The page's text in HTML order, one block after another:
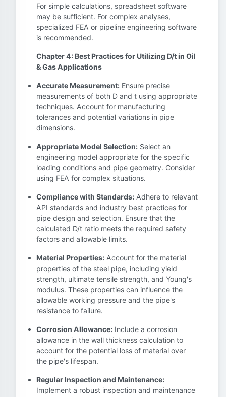
For simple calculations, spreadsheet software
may be sufficient. For complex analyses,
specialized FEA or pipeline engineering software
is recommended.
Chapter 4: Best Practices for Utilizing D/t in Oil
& Gas Applications
Accurate Measurement: Ensure precise
measurements of both D and t using appropriate
techniques. Account for manufacturing
tolerances and potential variations in pipe
dimensions.
Appropriate Model Selection: Select an
engineering model appropriate for the specific
loading conditions and pipe geometry. Consider
using FEA for complex situations.
Compliance with Standards: Adhere to relevant
API standards and industry best practices for
pipe design and selection. Ensure that the
calculated D/t ratio meets the required safety
factors and allowable limits.
Material Properties: Account for the material
properties of the steel pipe, including yield
strength, ultimate tensile strength, and Young's
modulus. These properties can influence the
allowable working pressure and the pipe's
resistance to failure.
Corrosion Allowance: Include a corrosion
allowance in the wall thickness calculation to
account for the potential loss of material over
the pipe's lifespan.
Regular Inspection and Maintenance:
Implement a robust inspection and maintenance